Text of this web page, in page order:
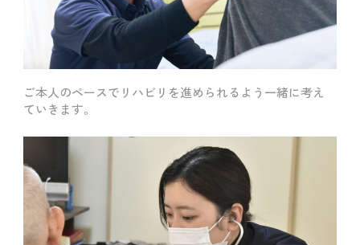
ご本人のペースでリハビリを進められるよう一緒に考え
ていきます。